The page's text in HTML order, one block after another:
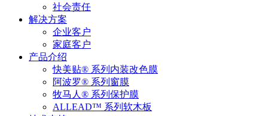
社会责任
解决方案
企业客户
家庭客户
产品介绍
快美贴® 系列内装改色膜
阿波罗® 系列窗膜
牧马人® 系列保护膜
ALLEAD™ 系列软木板